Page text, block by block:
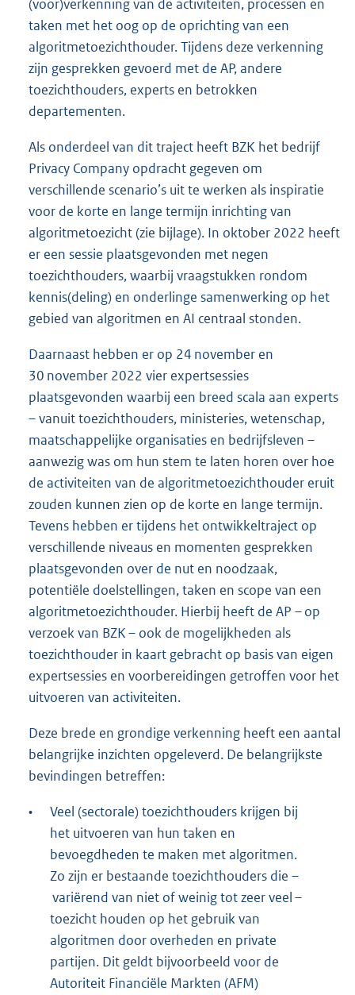
(voor)verkenning van de activiteiten, processen en
taken met het oog op de oprichting van een
algoritmetoezichthouder. Tijdens deze verkenning
zijn gesprekken gevoerd met de AP, andere
toezichthouders, experts en betrokken
departementen.
Als onderdeel van dit traject heeft BZK het bedrijf
Privacy Company opdracht gegeven om
verschillende scenario’s uit te werken als inspiratie
voor de korte en lange termijn inrichting van
algoritmetoezicht (zie bijlage). In oktober 2022 heeft
er een sessie plaatsgevonden met negen
toezichthouders, waarbij vraagstukken rondom
kennis(deling) en onderlinge samenwerking op het
gebied van algoritmen en AI centraal stonden.
Daarnaast hebben er op 24 november en
30 november 2022 vier expertsessies
plaatsgevonden waarbij een breed scala aan experts
– vanuit toezichthouders, ministeries, wetenschap,
maatschappelijke organisaties en bedrijfsleven –
aanwezig was om hun stem te laten horen over hoe
de activiteiten van de algoritmetoezichthouder eruit
zouden kunnen zien op de korte en lange termijn.
Tevens hebben er tijdens het ontwikkeltraject op
verschillende niveaus en momenten gesprekken
plaatsgevonden over de nut en noodzaak,
potentiële doelstellingen, taken en scope van een
algoritmetoezichthouder. Hierbij heeft de AP – op
verzoek van BZK – ook de mogelijkheden als
toezichthouder in kaart gebracht op basis van eigen
expertsessies en voorbereidingen getroffen voor het
uitvoeren van activiteiten.
Deze brede en grondige verkenning heeft een aantal
belangrijke inzichten opgeleverd. De belangrijkste
bevindingen betreffen:
•
Veel (sectorale) toezichthouders krijgen bij
het uitvoeren van hun taken en
bevoegdheden te maken met algoritmen.
Zo zijn er bestaande toezichthouders die –
variërend van niet of weinig tot zeer veel –
toezicht houden op het gebruik van
algoritmen door overheden en private
partijen. Dit geldt bijvoorbeeld voor de
Autoriteit Financiële Markten (AFM)